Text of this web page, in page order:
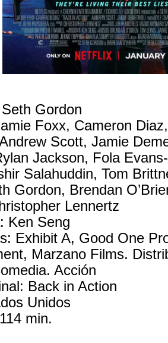
Gordon
Foxx, Cameron
Scott, Jamie
Jackson, Fola
Salahuddin, Tom
Gordon, Brendan
Lennertz
Ken Seng
Exhibit A, Good One
Marzano Films.
Acción
Back in Action
Unidos
min.